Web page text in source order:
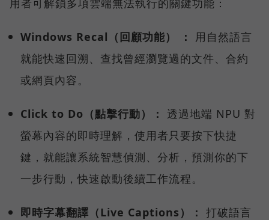
Windows Recal（回顧功能） ：
用自然語言
就能快速回溯、查找曾經瀏覽過的文件、合約
或網頁內容。
Click to Do（點擊行動）： 透過地端 NPU 對
螢幕內容的即時理解，使用者只要按下快捷
鍵，就能讓系統智慧偵測、分析，預測你的下
一步行動，快速啟動後續工作流程。
即時字幕翻譯（Live Captions）： 打破語言